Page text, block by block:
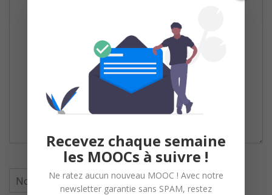
Recevez chaque semaine
les MOOCs à suivre !
Ne ratez aucun nouveau MOOC ! Avec notre
newsletter garantie sans SPAM, restez